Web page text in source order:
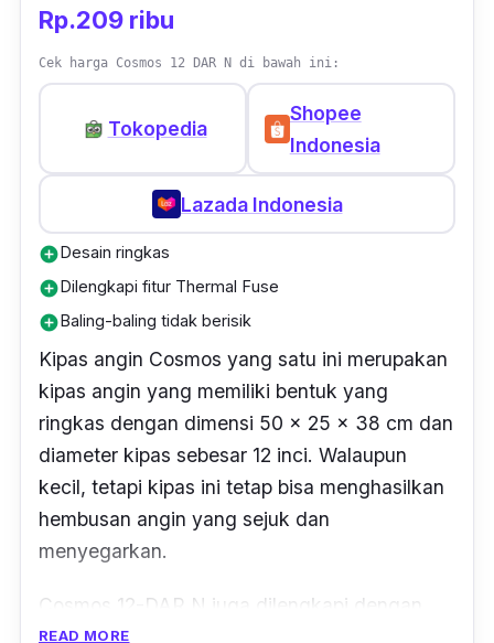
Rp.209 ribu
Cek harga Cosmos 12 DAR N di bawah ini:
Tokopedia
Shopee
Indonesia
Lazada Indonesia
add_circleDesain ringkas
add_circleDilengkapi fitur Thermal Fuse
add_circleBaling-baling tidak berisik
Kipas angin Cosmos yang satu ini merupakan
kipas angin yang memiliki bentuk yang
ringkas dengan dimensi 50 x 25 x 38 cm dan
diameter kipas sebesar 12 inci. Walaupun
kecil, tetapi kipas ini tetap bisa menghasilkan
hembusan angin yang sejuk dan
menyegarkan.
Cosmos 12-DAR N juga dilengkapi dengan
mode pengaturan 3 pilihan yang bisa kamu
READ MORE